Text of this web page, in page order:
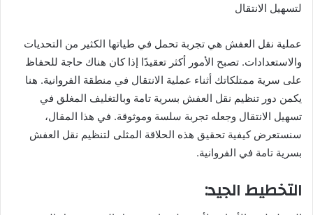
لتسهيل الانتقال
عملية نقل العفش هي تجربة تحمل في طياتها الكثير من التحديات
والاستعدادات. تصبح الأمور أكثر تعقيدًا إذا كان هناك حاجة للحفاظ
على سرية ممتلكاتك أثناء عملية الانتقال في منطقة الفروانية. هنا
يكمن دور تنظيم نقل العفش بسرية تامة وبالتغليف المغلق في
تسهيل الانتقال وجعله تجربة سلسة وموثوقة. في هذا المقال،
سنستعرض كيفية تحقيق هذه الحلاقة المثلى لتنظيم نقل العفش
بسرية تامة في الفروانية.
التخطيط الجيد: